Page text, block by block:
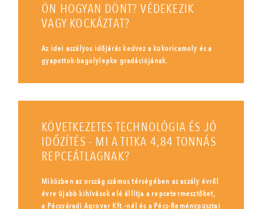
ÖN HOGYAN DÖNT? VÉDEKEZIK
VAGY KOCKÁZTAT?
Az idei aszályos időjárás kedvez a kukoricamoly és a
gyapottok-bagolylepke gradációjának.
KÖVETKEZETES TECHNOLÓGIA ÉS JÓ
IDŐZÍTÉS - MI A TITKA 4,84 TONNÁS
REPCEÁTLAGNAK?
Miközben az ország számos térségében az aszály évről
évre újabb kihívások elé állítja a repcetermesztőket,
a Pécsváradi Agrover Kft.-nél és a Pécs-Reménypusztai